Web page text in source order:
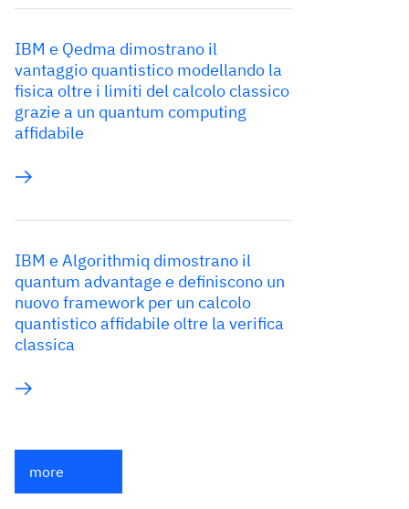
IBM e Qedma dimostrano il
vantaggio quantistico modellando la
fisica oltre i limiti del calcolo classico
grazie a un quantum computing
affidabile
IBM e Algorithmiq dimostrano il
quantum advantage e definiscono un
nuovo framework per un calcolo
quantistico affidabile oltre la verifica
classica
more